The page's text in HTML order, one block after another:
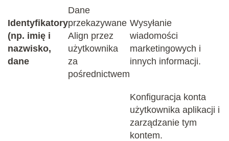
Identyfikatory
(np. imię i
nazwisko,
dane
Dane
przekazywane
Align przez
użytkownika
za
pośrednictwem
Wysyłanie
wiadomości
marketingowych i
innych informacji.
Konfiguracja konta
użytkownika aplikacji i
zarządzanie tym
kontem.